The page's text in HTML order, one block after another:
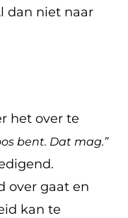
dan niet naar
het over te
bent. Dat mag.”
over gaat en
kan te